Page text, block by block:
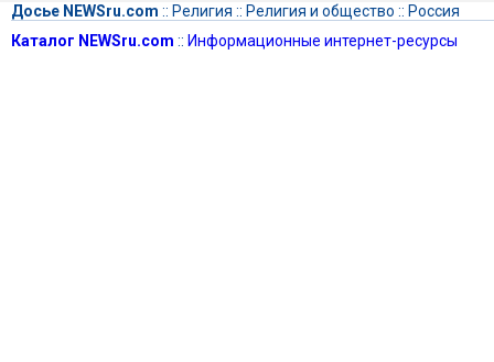
Досье NEWSru.com :: Религия :: Религия и общество :: Россия
Каталог NEWSru.com :: Информационные интернет-ресурсы